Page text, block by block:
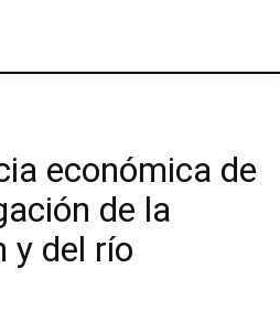
económica de
de la
y del río